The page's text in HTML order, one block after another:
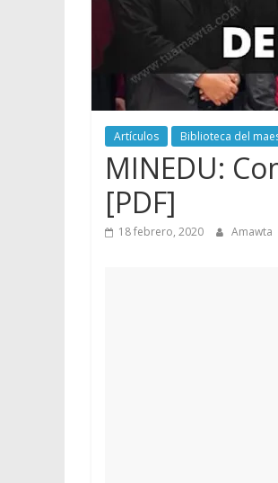
Artículos Biblioteca del
MINEDU:
[PDF]
18 febrero, 2020 Amawta